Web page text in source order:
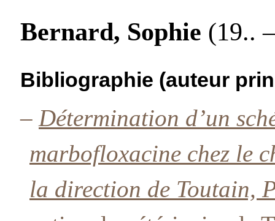
Bernard, Sophie (19..
Bibliographie (auteur
– Détermination d’un
marbofloxacine chez le
la direction de Toutain,